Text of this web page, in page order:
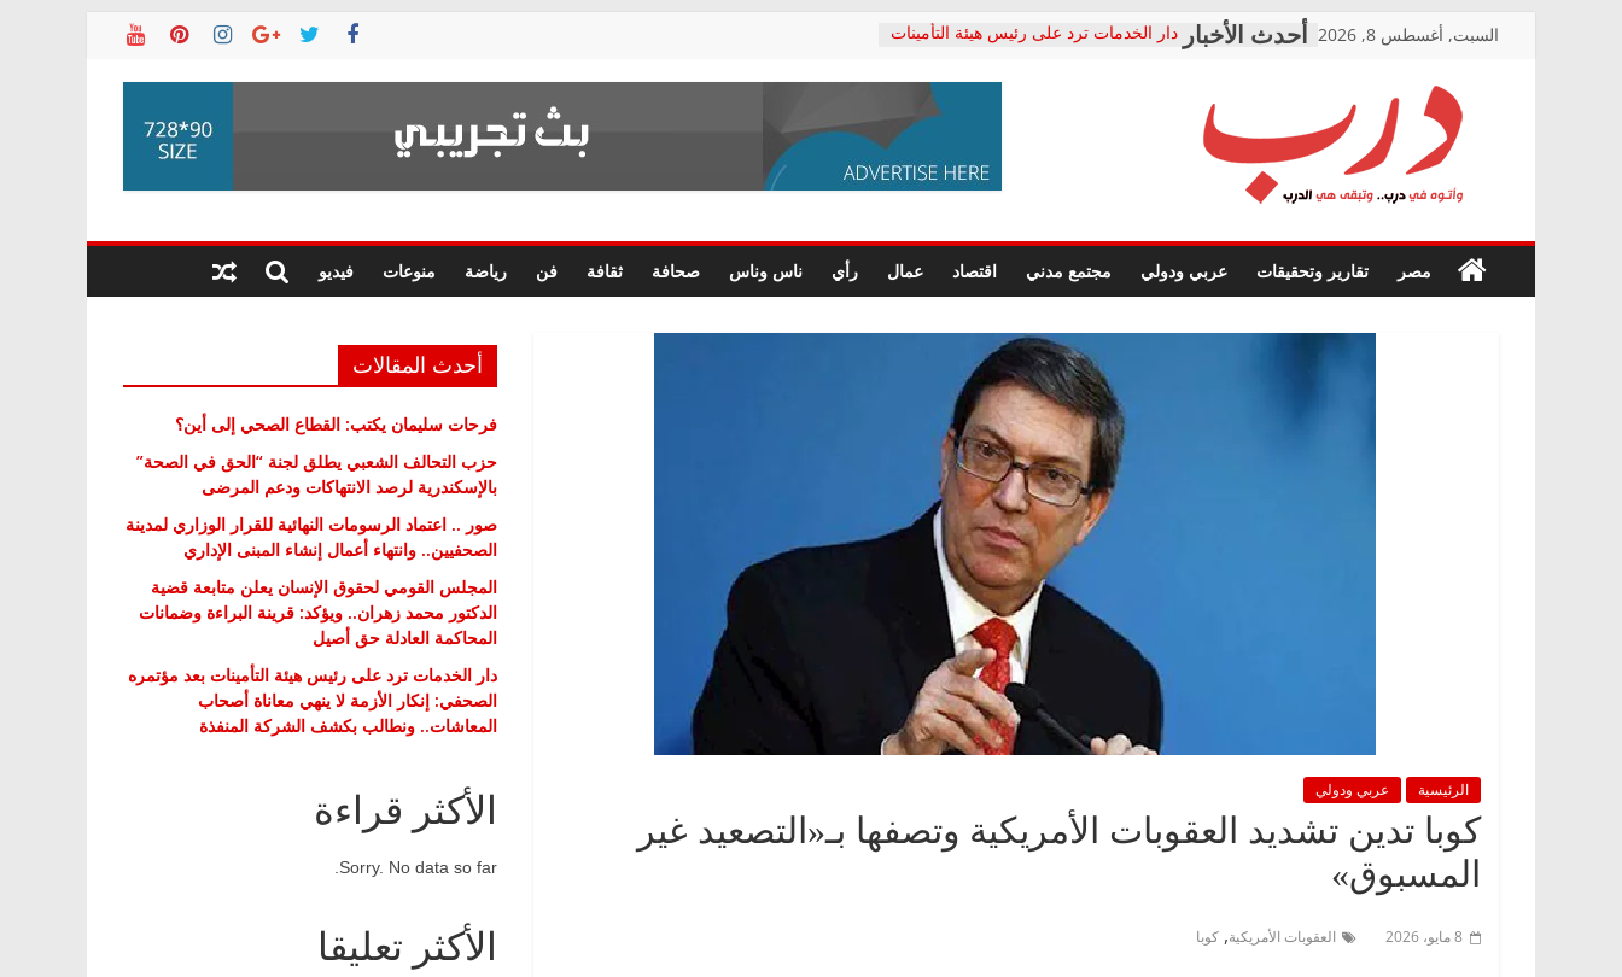
السبت, أغسطس 8, 2026
دار الخدمات ترد على رئيس هيئة التأمينات
معاناة أصحاب المعاشات.. ونطالب بكشف
فرحات سليمان يكتب: القطاع الصحي إلى
حزب التحالف الشعبي يطلق لجنة “الحق
صور .. اعتماد الرسومات النهائية للقرار
الوزاري لمدينة الصحفيين.. وانتهاء أعمال
إنشاء المبنى الإداري
متابعة قضية الدكتور محمد زهران.. ويؤكد:
قرينة البراءة وضمانات المحاكمة العادلة
حق أصيل
درب
في
درب..
مصر تقارير وتحقيقات عربي ودولي مجتمع مدني اقتصاد عمال رأي ناس وناس صحافة ثقافة فن رياضة منوعات فيديو
الرئيسية عربي ودولي
كوبا تدين تشديد العقوبات الأمريكية وتصفها بـ«التصعيد غير
المسبوق»
8 مايو، 2026 العقوبات الأمريكية, كوبا
أحدث المقالات
فرحات سليمان يكتب: القطاع الصحي إلى أين؟
حزب التحالف الشعبي يطلق لجنة “الحق في الصحة”
بالإسكندرية لرصد الانتهاكات ودعم المرضى
صور .. اعتماد الرسومات النهائية للقرار الوزاري لمدينة
الصحفيين.. وانتهاء أعمال إنشاء المبنى الإداري
المجلس القومي لحقوق الإنسان يعلن متابعة قضية
الدكتور محمد زهران.. ويؤكد: قرينة البراءة وضمانات
المحاكمة العادلة حق أصيل
دار الخدمات ترد على رئيس هيئة التأمينات بعد مؤتمره
الصحفي: إنكار الأزمة لا ينهي معاناة أصحاب
المعاشات.. ونطالب بكشف الشركة المنفذة
الأكثر قراءة
Sorry. No data so far.
الأكثر تعليقا